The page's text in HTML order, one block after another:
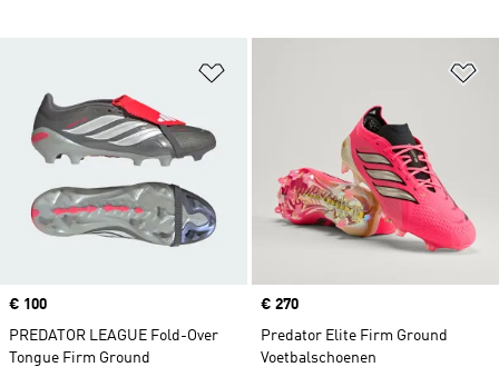
Price
€ 100
PREDATOR LEAGUE Fold-Over
Tongue Firm Ground
Price
€ 270
Predator Elite Firm Ground
Voetbalschoenen